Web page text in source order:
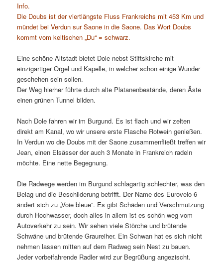
Info.
Die Doubs ist der viertlängste Fluss Frankreichs mit 453 Km und
mündet bei Verdun sur Saone in die Saone. Das Wort Doubs
kommt vom keltischen „Du“ = schwarz.
Eine schöne Altstadt bietet Dole nebst Stiftskirche mit
einzigartiger Orgel und Kapelle, in welcher schon einige Wunder
geschehen sein sollen.
Der Weg hierher führte durch alte Platanenbestände, deren Äste
einen grünen Tunnel bilden.
Nach Dole fahren wir im Burgund. Es ist flach und wir zelten
direkt am Kanal, wo wir unsere erste Flasche Rotwein genießen.
In Verdun wo die Doubs mit der Saone zusammenfließt treffen wir
Jean, einen Elsässer der auch 3 Monate in Frankreich radeln
möchte. Eine nette Begegnung.
Die Radwege werden im Burgund schlagartig schlechter, was den
Belag und die Beschilderung betrifft. Der Name des Eurovelo 6
ändert sich zu „Voie bleue“. Es gibt Schäden und Verschmutzung
durch Hochwasser, doch alles in allem ist es schön weg vom
Autoverkehr zu sein. Wir sehen viele Störche und brütende
Schwäne und brütende Graureiher. Ein Schwan hat es sich nicht
nehmen lassen mitten auf dem Radweg sein Nest zu bauen.
Jeder vorbeifahrende Radler wird zur Begrüßung angezischt.